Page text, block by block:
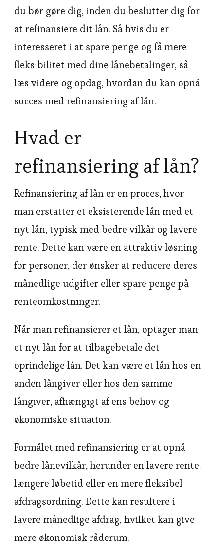
du bør gøre dig, inden du beslutter dig for
at refinansiere dit lån. Så hvis du er
interesseret i at spare penge og få mere
fleksibilitet med dine lånebetalinger, så
læs videre og opdag, hvordan du kan opnå
succes med refinansiering af lån.
Hvad er
refinansiering af lån?
Refinansiering af lån er en proces, hvor
man erstatter et eksisterende lån med et
nyt lån, typisk med bedre vilkår og lavere
rente. Dette kan være en attraktiv løsning
for personer, der ønsker at reducere deres
månedlige udgifter eller spare penge på
renteomkostninger.
Når man refinansierer et lån, optager man
et nyt lån for at tilbagebetale det
oprindelige lån. Det kan være et lån hos en
anden långiver eller hos den samme
långiver, afhængigt af ens behov og
økonomiske situation.
Formålet med refinansiering er at opnå
bedre lånevilkår, herunder en lavere rente,
længere løbetid eller en mere fleksibel
afdragsordning. Dette kan resultere i
lavere månedlige afdrag, hvilket kan give
mere økonomisk råderum.